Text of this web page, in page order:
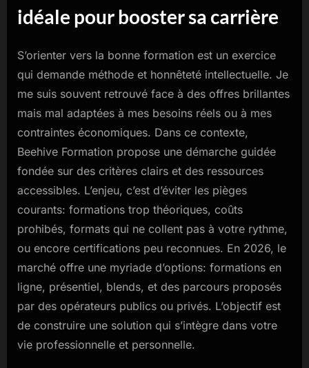
idéale pour booster sa carrière
S’orienter vers la bonne formation est un exercice
qui demande méthode et honnêteté intellectuelle. Je
me suis souvent retrouvé face à des offres brillantes
mais mal adaptées à mes besoins réels ou à mes
contraintes économiques. Dans ce contexte,
Beehive Formation propose une démarche guidée
fondée sur des critères clairs et des ressources
accessibles. L’enjeu, c’est d’éviter les pièges
courants: formations trop théoriques, coûts
prohibés, formats qui ne collent pas à votre rythme,
ou encore certifications peu reconnues. En 2026, le
marché offre une myriade d’options: formations en
ligne, présentiel, blends, et des parcours proposés
par des opérateurs publics ou privés. L’objectif est
de construire une solution qui s’intègre dans votre
vie professionnelle et personnelle.